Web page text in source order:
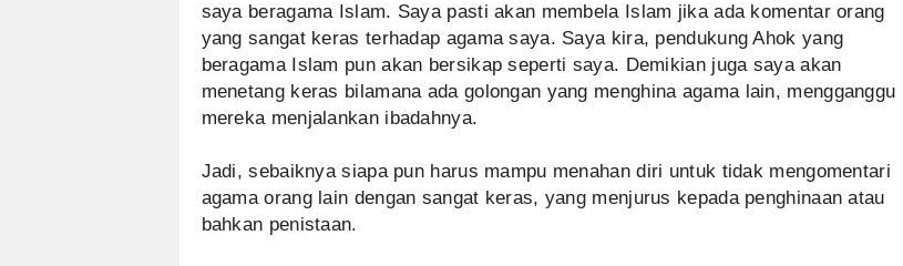
saya beragama Islam. Saya pasti akan membela Islam jika ada komentar orang
yang sangat keras terhadap agama saya. Saya kira, pendukung Ahok yang
beragama Islam pun akan bersikap seperti saya. Demikian juga saya akan
menetang keras bilamana ada golongan yang menghina agama lain, mengganggu
mereka menjalankan ibadahnya.
Jadi, sebaiknya siapa pun harus mampu menahan diri untuk tidak mengomentari
agama orang lain dengan sangat keras, yang menjurus kepada penghinaan atau
bahkan penistaan.